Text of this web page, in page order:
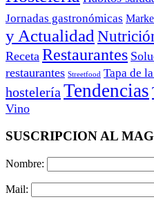
Jornadas gastronómicas
y Actualidad
Receta Restaurantes
restaurantes Streetfood Tapa de
hostelería Tendencias
Vino
SUSCRIPCION AL
Nombre:
Mail: